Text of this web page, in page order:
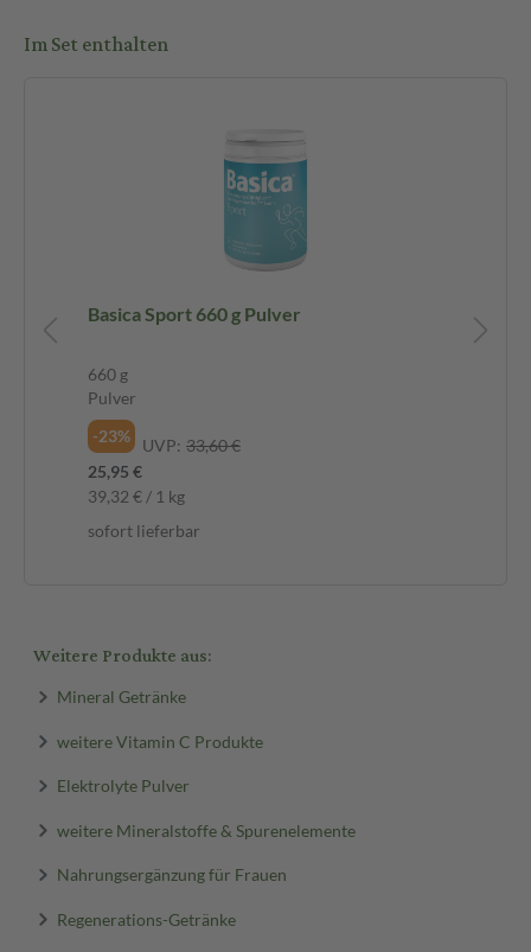
Im Set enthalten
Basica Sport 660 g Pulver
660 g
Pulver
-23%
UVP: 33,60 €
25,95 €
39,32 € / 1 kg
sofort lieferbar
Weitere Produkte aus:
Mineral Getränke
weitere Vitamin C Produkte
Elektrolyte Pulver
weitere Mineralstoffe & Spurenelemente
Nahrungsergänzung für Frauen
Regenerations-Getränke